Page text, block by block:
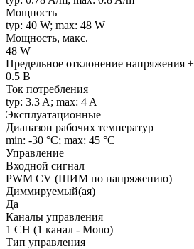
Мощность
typ: 40 W; max: 48 W
Мощность, макс.
48 W
Предельное отклонение напряжения ±
0.5 В
Ток потребления
typ: 3.3 A; max: 4 A
Эксплуатационные
Диапазон рабочих температур
min: -30 °C; max: 45 °C
Управление
Входной сигнал
PWM СV (ШИМ по напряжению)
Диммируемый(ая)
Да
Каналы управления
1 CH (1 канал - Mono)
Тип управления